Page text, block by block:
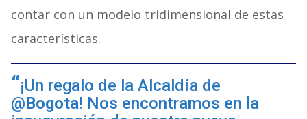
contar con un modelo tridimensional de estas
características.
¡Un regalo de la Alcaldía de
@Bogota! Nos encontramos en la